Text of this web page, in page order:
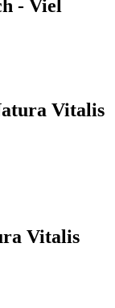
- Viel
Vitalis
Vitalis